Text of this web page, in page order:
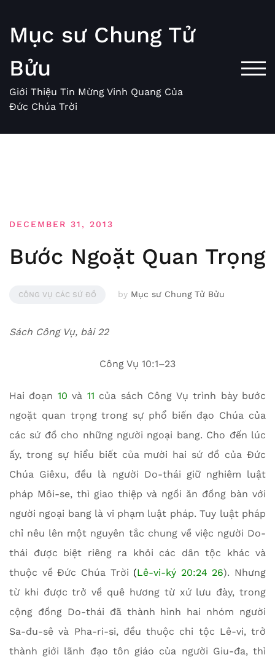
content
Mục sư Chung Tử
Bửu
Giới Thiệu Tin Mừng Vinh Quang Của
Đức Chúa Trời
DECEMBER 31, 2013
Bước Ngoặt Quan Trọng
CÔNG VỤ CÁC SỨ ĐỒ by Mục sư Chung Tử Bửu
Sách Công Vụ, bài 22
Công Vụ 10:1–23
Hai đoạn 10 và 11 của sách Công Vụ trình bày bước
ngoặt quan trọng trong sự phổ biến đạo Chúa của
các sứ đồ cho những người ngoại bang. Cho đến lúc
ấy, trong sự hiểu biết của mười hai sứ đồ của Đức
Chúa Giêxu, đều là người Do-thái giữ nghiêm luật
pháp Môi-se, thì giao thiệp và ngồi ăn đồng bàn với
người ngoại bang là vi phạm luật pháp. Tuy luật pháp
chỉ nêu lên một nguyên tắc chung về việc người Do-
thái được biệt riêng ra khỏi các dân tộc khác và
thuộc về Đức Chúa Trời (Lê-vi-ký 20:24 26). Nhưng
từ khi được trở về quê hương từ xứ lưu đày, trong
cộng đồng Do-thái đã thành hình hai nhóm người
Sa-đu-sê và Pha-ri-si, đều thuộc chi tộc Lê-vi, trở
thành giới lãnh đạo tôn giáo của người Giu-đa, thì